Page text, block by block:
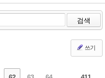
검색
쓰기